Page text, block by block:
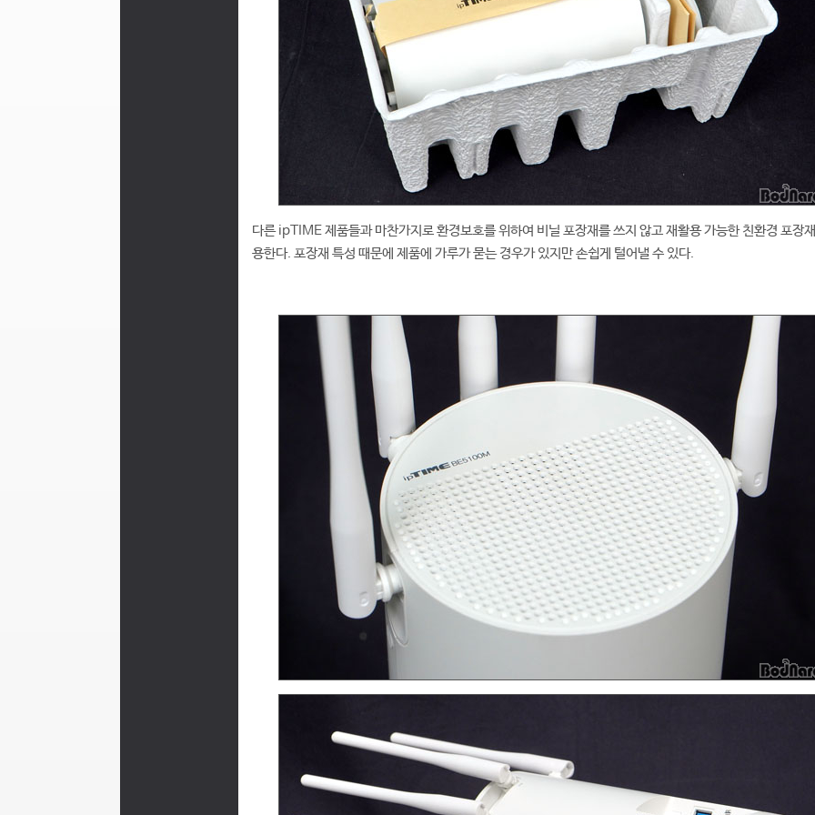
다른 ipTIME 제품들과 마찬가지로 환경보호를 위하여 비닐 포장재를 쓰지 않고 재활용 가능한 친환경 포장
용한다. 포장재 특성 때문에 제품에 가루가 묻는 경우가 있지만 손쉽게 털어낼 수 있다.